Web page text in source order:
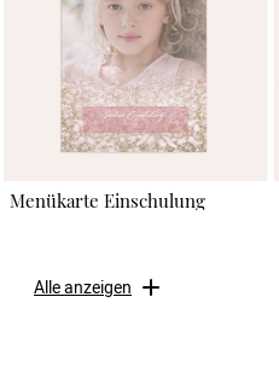
Menükarte Einschulung
Alle anzeigen